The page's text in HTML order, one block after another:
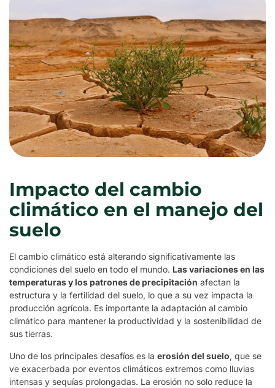
Impacto del cambio
climático en el manejo del
suelo
El cambio climático está alterando significativamente las
condiciones del suelo en todo el mundo. Las variaciones en las
temperaturas y los patrones de precipitación afectan la
estructura y la fertilidad del suelo, lo que a su vez impacta la
producción agrícola. Es importante la adaptación al cambio
climático para mantener la productividad y la sostenibilidad de
sus tierras.
Uno de los principales desafíos es la erosión del suelo, que se
ve exacerbada por eventos climáticos extremos como lluvias
intensas y sequías prolongadas. La erosión no solo reduce la